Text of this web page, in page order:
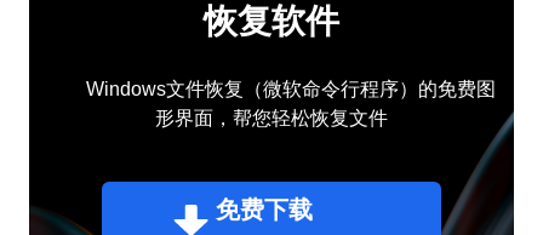
恢复软件
Windows文件恢复（微软命令行程序）的免费图
形界面，帮您轻松恢复文件
免费下载